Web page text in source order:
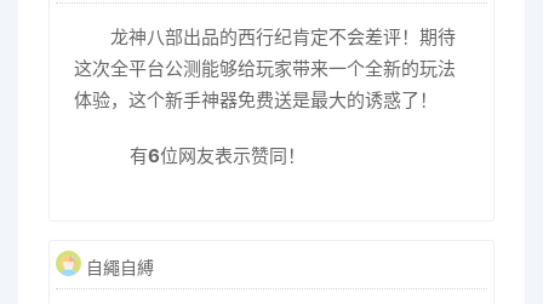
龙神八部出品的西行纪肯定不会差评！期待
这次全平台公测能够给玩家带来一个全新的玩法
体验，这个新手神器免费送是最大的诱惑了！
有6位网友表示赞同！
自繩自縛